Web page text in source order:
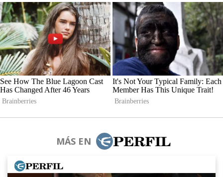
MÁS EN